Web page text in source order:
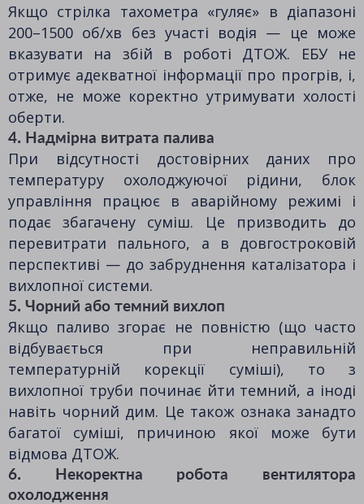
Якщо стрілка тахометра «гуляє» в діапазоні
200–1500 об/хв без участі водія — це може
вказувати на збій в роботі ДТОЖ. ЕБУ не
отримує адекватної інформації про прогрів, і,
отже, не може коректно утримувати холості
оберти.
4. Надмірна витрата палива
При відсутності достовірних даних про
температуру охолоджуючої рідини, блок
управління працює в аварійному режимі і
подає збагачену суміш. Це призводить до
перевитрати пального, а в довгостроковій
перспективі — до забруднення каталізатора і
вихлопної системи.
5. Чорний або темний вихлоп
Якщо паливо згорає не повністю (що часто
відбувається при неправильній
температурній корекції суміші), то з
вихлопної труби починає йти темний, а іноді
навіть чорний дим. Це також ознака занадто
багатої суміші, причиною якої може бути
відмова ДТОЖ.
6. Некоректна робота вентилятора
охолодження